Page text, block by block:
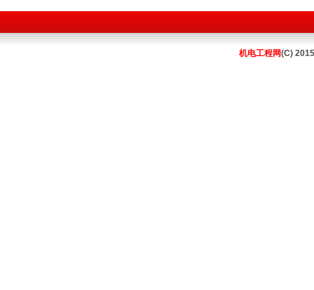
机电工程网(C)